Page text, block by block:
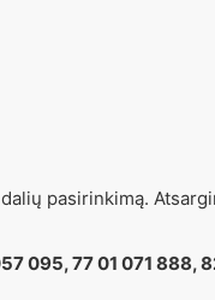
pasirinkimą.
095, 77 01 071 888,